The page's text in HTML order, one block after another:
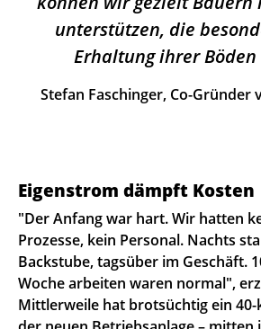
unterstützen, die
Erhaltung ihrer Böden
Stefan Faschinger, Co-Gründer
Eigenstrom dämpft Kosten
"Der Anfang war hart. Wir hatten
Prozesse, kein Personal. Nachts
Backstube, tagsüber im Geschäft.
Woche arbeiten waren normal",
Mittlerweile hat brotsüchtig ein 40-